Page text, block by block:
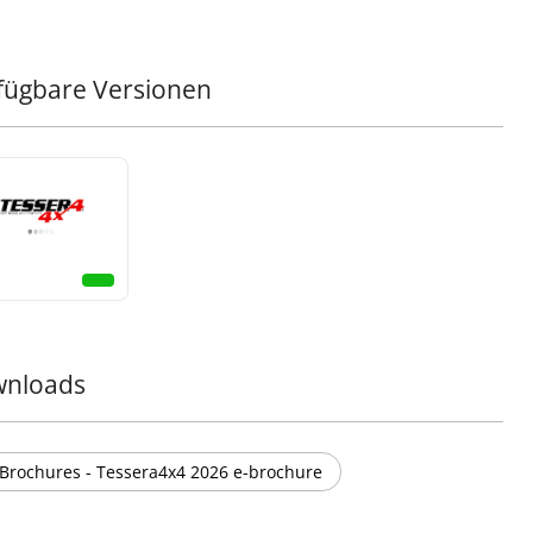
Rollbügel von Tessera4x4 – ein Ausdruck von Stärke,
und Raffinesse für Ihren 4x4.
Versionen
Brochures - Tessera4x4 2026 e-brochure